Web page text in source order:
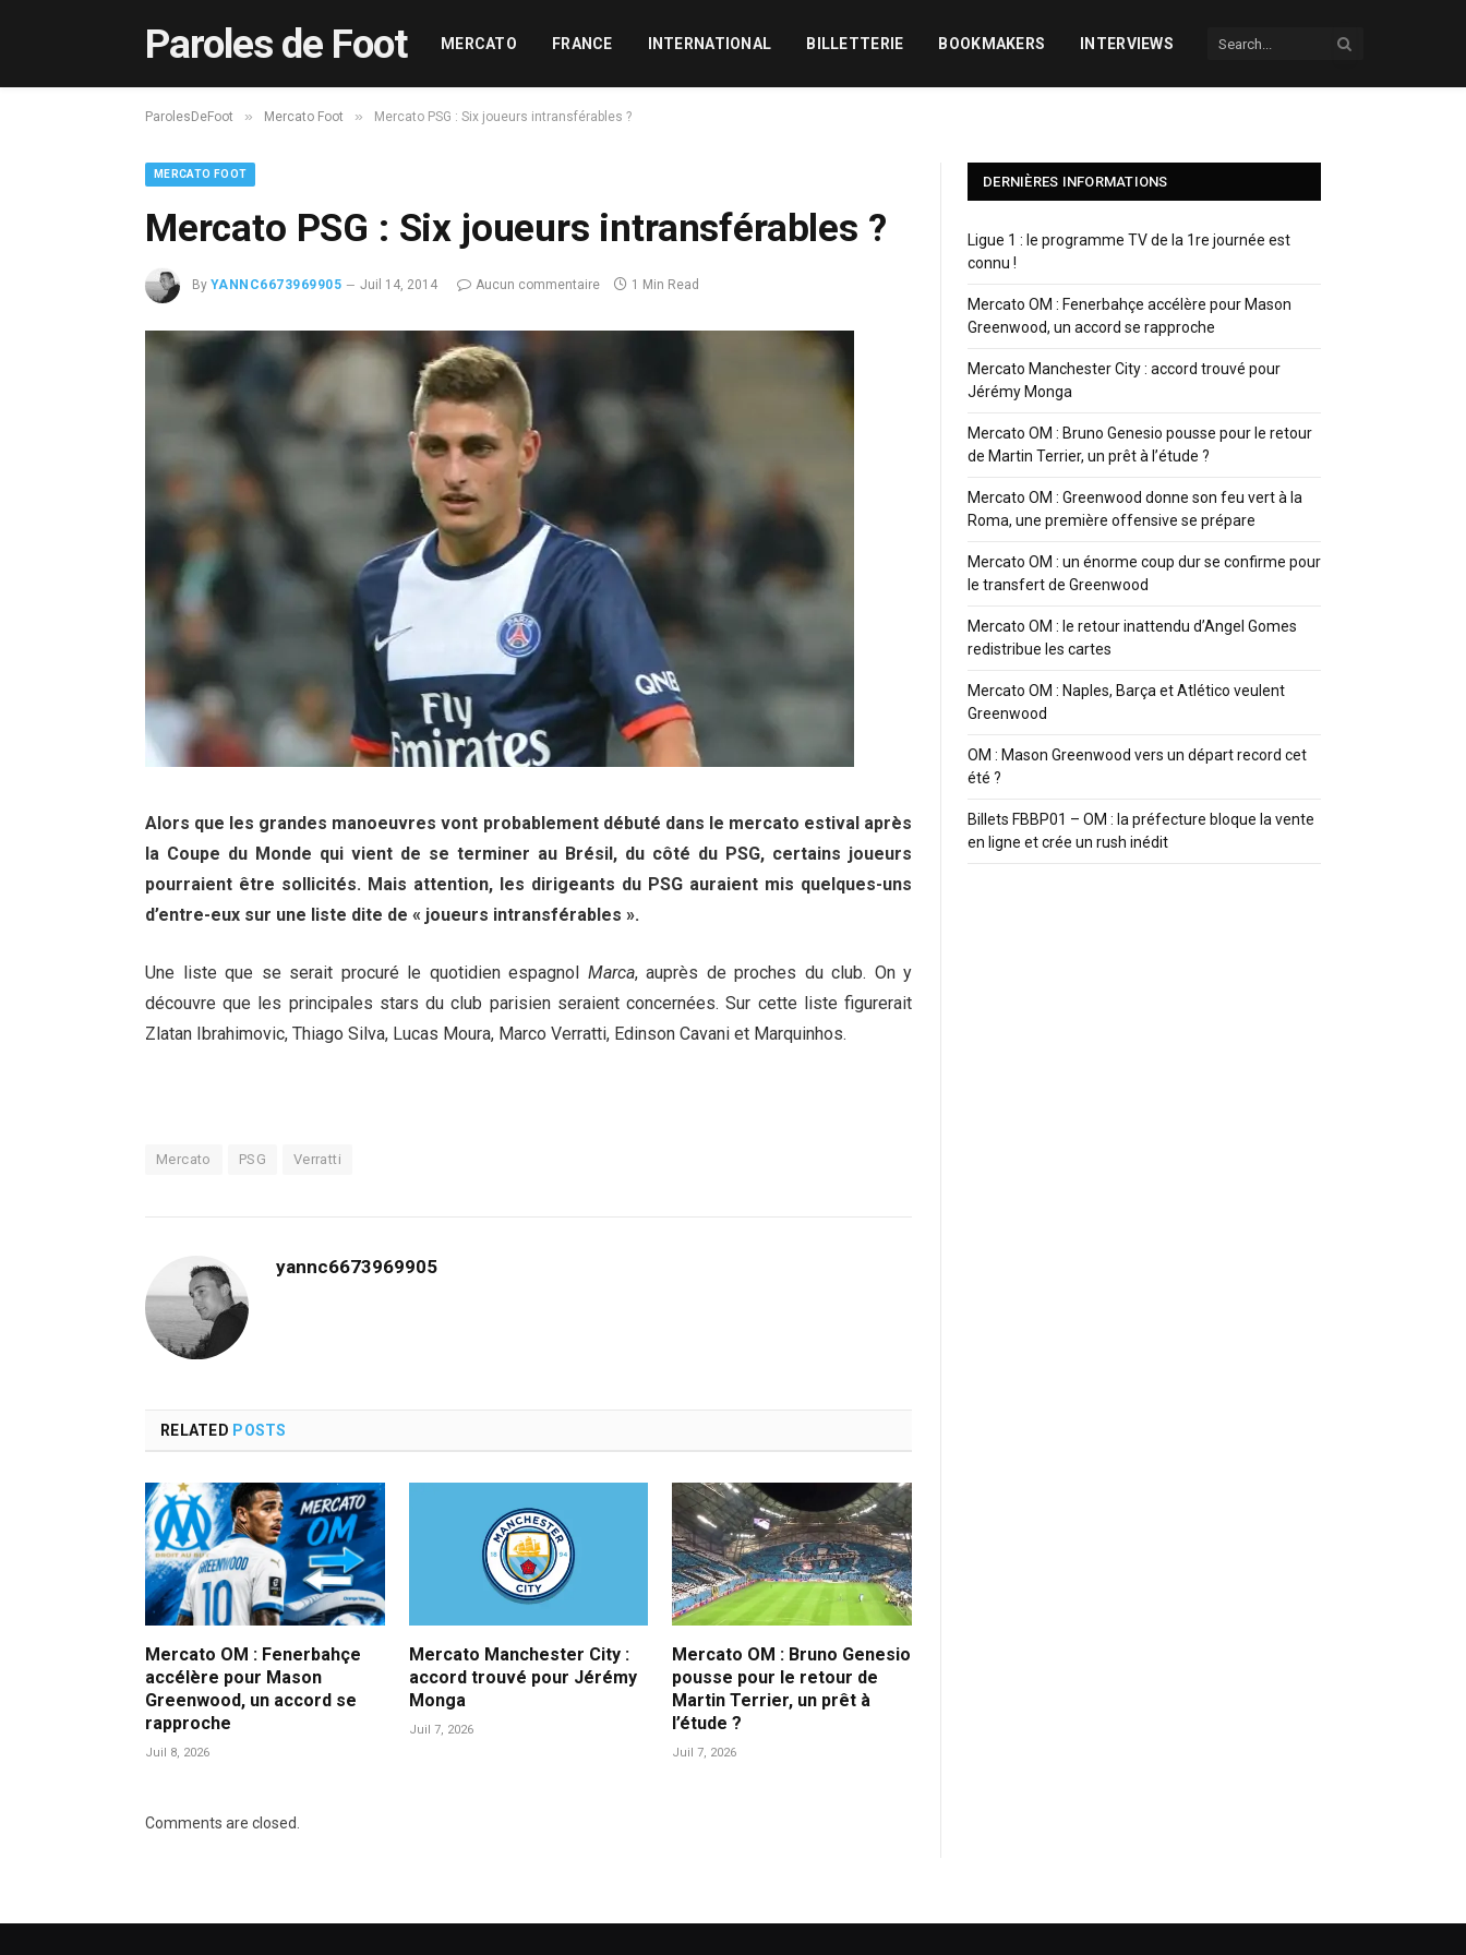
Paroles de Foot MERCATO FRANCE INTERNATIONAL BILLETTERIE BOOKMAKERS INTERVIEWS
ParolesDeFoot » Mercato Foot » Mercato PSG : Six joueurs intransférables ?
MERCATO FOOT
Mercato PSG : Six joueurs intransférables ?
By YANNC6673969905 Juil 14, 2014 Aucun commentaire 1 Min Read
Alors que les grandes manoeuvres vont probablement débuté dans le mercato estival après
la Coupe du Monde qui vient de se terminer au Brésil, du côté du PSG, certains joueurs
pourraient être sollicités. Mais attention, les dirigeants du PSG auraient mis quelques-uns
d’entre-eux sur une liste dite de « joueurs intransférables ».
Une liste que se serait procuré le quotidien espagnol Marca, auprès de proches du club. On y
découvre que les principales stars du club parisien seraient concernées. Sur cette liste figurerait
Zlatan Ibrahimovic, Thiago Silva, Lucas Moura, Marco Verratti, Edinson Cavani et Marquinhos.
Mercato PSG Verratti
yannc6673969905
RELATED POSTS
Mercato OM : Fenerbahçe
accélère pour Mason
Greenwood, un accord se
rapproche
Juil 8, 2026
Mercato Manchester City :
accord trouvé pour Jérémy
Monga
Juil 7, 2026
Mercato OM : Bruno Genesio
pousse pour le retour de
Martin Terrier, un prêt à
l’étude ?
Juil 7, 2026
Comments are closed.
DERNIÈRES INFORMATIONS
Ligue 1 : le programme TV de la 1re journée est
connu !
Mercato OM : Fenerbahçe accélère pour Mason
Greenwood, un accord se rapproche
Mercato Manchester City : accord trouvé pour
Jérémy Monga
Mercato OM : Bruno Genesio pousse pour le retour
de Martin Terrier, un prêt à l’étude ?
Mercato OM : Greenwood donne son feu vert à la
Roma, une première offensive se prépare
Mercato OM : un énorme coup dur se confirme pour
le transfert de Greenwood
Mercato OM : le retour inattendu d’Angel Gomes
redistribue les cartes
Mercato OM : Naples, Barça et Atlético veulent
Greenwood
OM : Mason Greenwood vers un départ record cet
été ?
Billets FBBP01 – OM : la préfecture bloque la vente
en ligne et crée un rush inédit